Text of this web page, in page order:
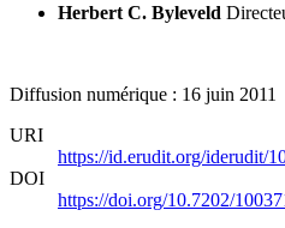
Herbert C. Byleveld
Diffusion numérique : 16 juin 2011
URI
https://id.erudit.org/iderudit/
DOI
https://doi.org/10.7202/